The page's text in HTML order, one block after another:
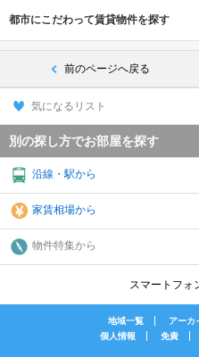
都市にこだわって賃貸物件を探す
前のページへ戻る
気になるリスト
別の探し方でお部屋を探す
沿線・駅から
家賃相場から
物件特集から
スマートフォ
地域一覧 アーカ
個人情報
免責